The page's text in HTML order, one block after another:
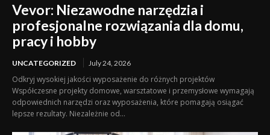
Vevor: Niezawodne narzędzia i
profesjonalne rozwiązania dla domu,
pracy i hobby
UNCATEGORIZED July 24, 2026
Odkryj wysokiej jakości wyposażenie do różnych projektów
Współczesne projekty domowe, warsztatowe i przemysłowe wymagają
odpowiednich narzędzi oraz wyposażenia, które pomagają osiągać
lepsze rezultaty. Niezależnie od...